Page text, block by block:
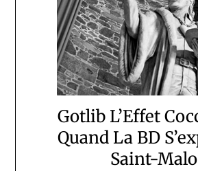
Gotlib L’Effet
Quand La BD
Saint-Malo